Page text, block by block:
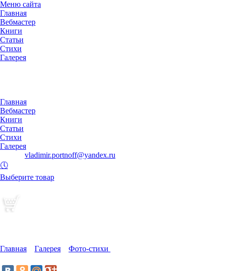
Меню сайта
Главная
Вебмастер
Книги
Статьи
Стихи
Галерея
Главная
Вебмастер
Книги
Статьи
Стихи
Галерея
vladimir.portnoff@yandex.ru
🕔
Выберите товар
Главная
Галерея Фото-стихи